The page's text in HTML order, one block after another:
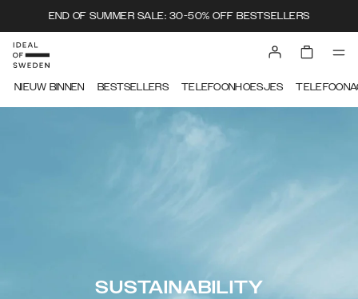
END OF SUMMER SALE: 30-50% OFF BESTSELLERS
NIEUW BINNEN BESTSELLERS TELEFOONHOESJES
SUSTAINABILITY